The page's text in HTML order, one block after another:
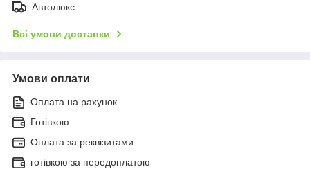
Автолюкс
Всі умови доставки
Умови оплати
Оплата на рахунок
Готівкою
Оплата за реквізитами
готівкою за передоплатою